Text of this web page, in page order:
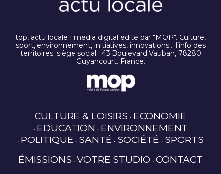
top, actu locale I média digital édité par "MOP". Culture,
sport, environnement, initiatives, innovations… l’info des
territoires. siège social : 43 Boulevard Vauban, 78280
Guyancourt. France.
CULTURE & LOISIRS ECONOMIE
EDUCATION ENVIRONNEMENT
POLITIQUE SANTÉ SOCIÉTÉ SPORTS
ÉMISSIONS VOTRE STUDIO CONTACT